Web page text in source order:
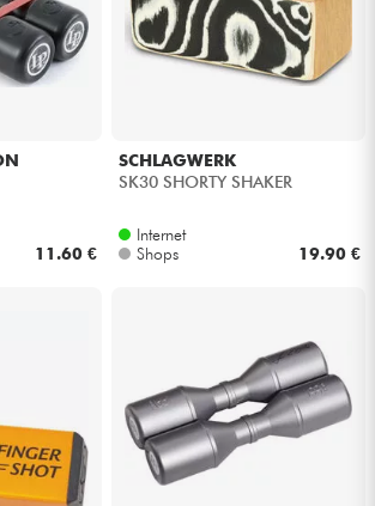
Sie sich unsere Marken an
11.60 €
SCHLAGWERK
SK30 SHORTY SHAKER
Internet
Shops
19.90 €